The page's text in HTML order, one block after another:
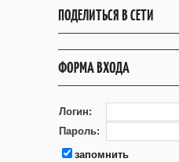
ПОДЕЛИТЬСЯ В СЕТИ
ФОРМА ВХОДА
Логин:
Пароль:
запомнить